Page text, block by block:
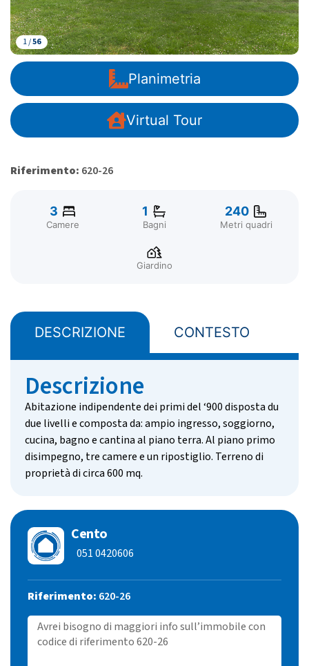
Planimetria
Virtual Tour
1 /56
Riferimento: 620-26
3
Camere
1
Bagni
240
Metri quadri
Giardino
DESCRIZIONE CONTESTO
Descrizione
Abitazione indipendente dei primi del ‘900 disposta du
due livelli e composta da: ampio ingresso, soggiorno,
cucina, bagno e cantina al piano terra. Al piano primo
disimpegno, tre camere e un ripostiglio. Terreno di
proprietà di circa 600 mq.
Cento
051 0420606
Riferimento: 620-26